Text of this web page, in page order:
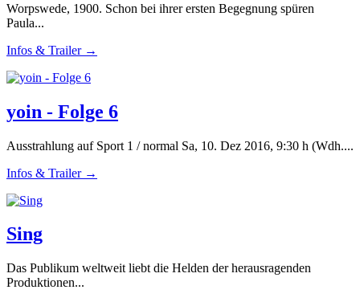
Worpswede, 1900. Schon bei ihrer ersten Begegnung spüren
Paula...
Infos & Trailer →
yoin - Folge 6
Ausstrahlung auf Sport 1 / normal Sa, 10. Dez 2016, 9:30 h (Wdh....
Infos & Trailer →
Sing
Das Publikum weltweit liebt die Helden der herausragenden
Produktionen...